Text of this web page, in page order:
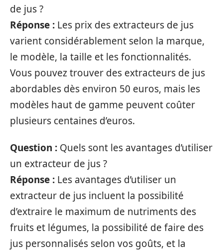
de jus ?
Réponse : Les prix des extracteurs de jus
varient considérablement selon la marque,
le modèle, la taille et les fonctionnalités.
Vous pouvez trouver des extracteurs de jus
abordables dès environ 50 euros, mais les
modèles haut de gamme peuvent coûter
plusieurs centaines d’euros.
Question : Quels sont les avantages d’utiliser
un extracteur de jus ?
Réponse : Les avantages d’utiliser un
extracteur de jus incluent la possibilité
d’extraire le maximum de nutriments des
fruits et légumes, la possibilité de faire des
jus personnalisés selon vos goûts, et la